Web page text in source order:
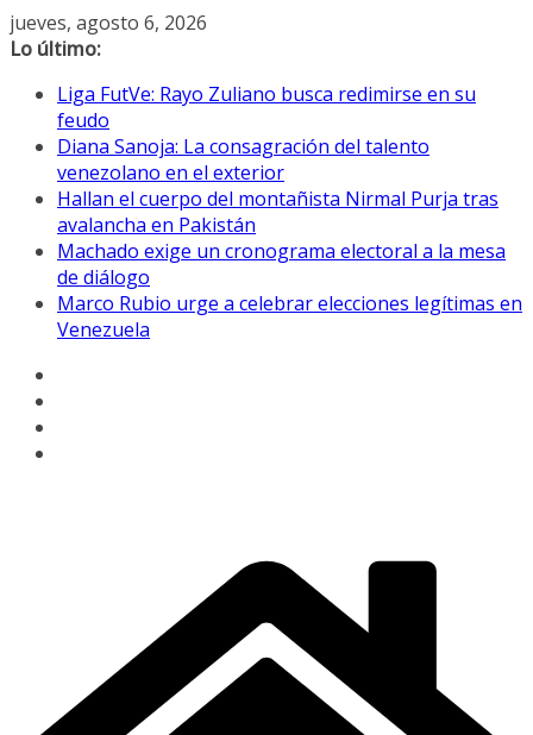
Saltar
al
jueves, agosto 6, 2026
Lo último:
Liga FutVe: Rayo Zuliano busca redimirse en su
feudo
Diana Sanoja: La consagración del talento
venezolano en el exterior
Hallan el cuerpo del montañista Nirmal Purja tras
avalancha en Pakistán
Machado exige un cronograma electoral a la mesa
de diálogo
Marco Rubio urge a celebrar elecciones legítimas en
Venezuela